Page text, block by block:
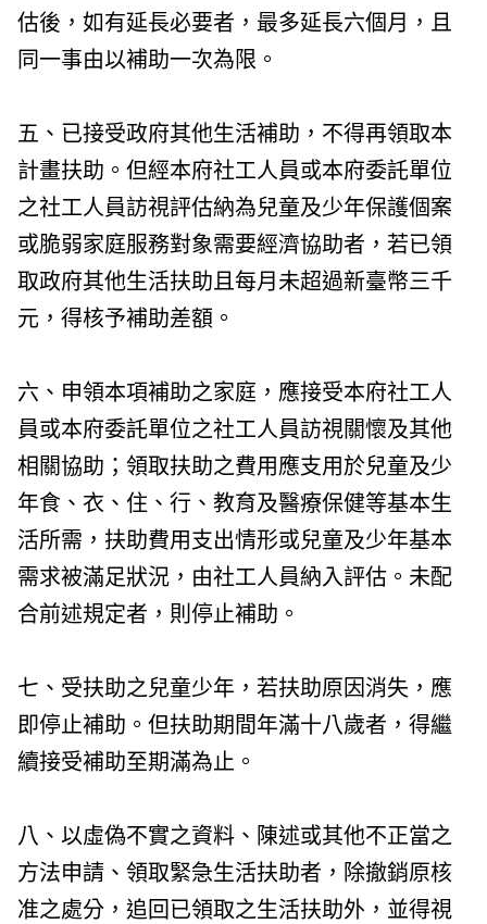
估後，如有延長必要者，最多延長六個月，且
同一事由以補助一次為限。
五、已接受政府其他生活補助，不得再領取本
計畫扶助。但經本府社工人員或本府委託單位
之社工人員訪視評估納為兒童及少年保護個案
或脆弱家庭服務對象需要經濟協助者，若已領
取政府其他生活扶助且每月未超過新臺幣三千
元，得核予補助差額。
六、申領本項補助之家庭，應接受本府社工人
員或本府委託單位之社工人員訪視關懷及其他
相關協助；領取扶助之費用應支用於兒童及少
年食、衣、住、行、教育及醫療保健等基本生
活所需，扶助費用支出情形或兒童及少年基本
需求被滿足狀況，由社工人員納入評估。未配
合前述規定者，則停止補助。
七、受扶助之兒童少年，若扶助原因消失，應
即停止補助。但扶助期間年滿十八歲者，得繼
續接受補助至期滿為止。
八、以虛偽不實之資料、陳述或其他不正當之
方法申請、領取緊急生活扶助者，除撤銷原核
准之處分，追回已領取之生活扶助外，並得視